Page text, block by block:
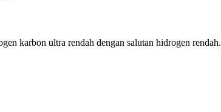
karbon ultra rendah dengan salutan hidrogen rendah.